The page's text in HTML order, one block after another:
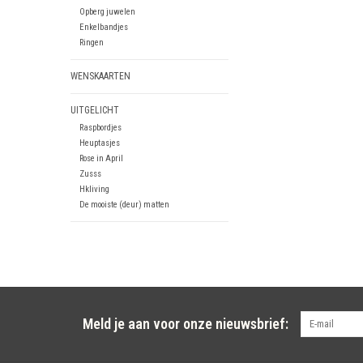
Opberg juwelen
Enkelbandjes
Ringen
WENSKAARTEN
UITGELICHT
Raspbordjes
Heuptasjes
Rose in April
Zusss
Hkliving
De mooiste (deur) matten
Meld je aan voor onze nieuwsbrief: